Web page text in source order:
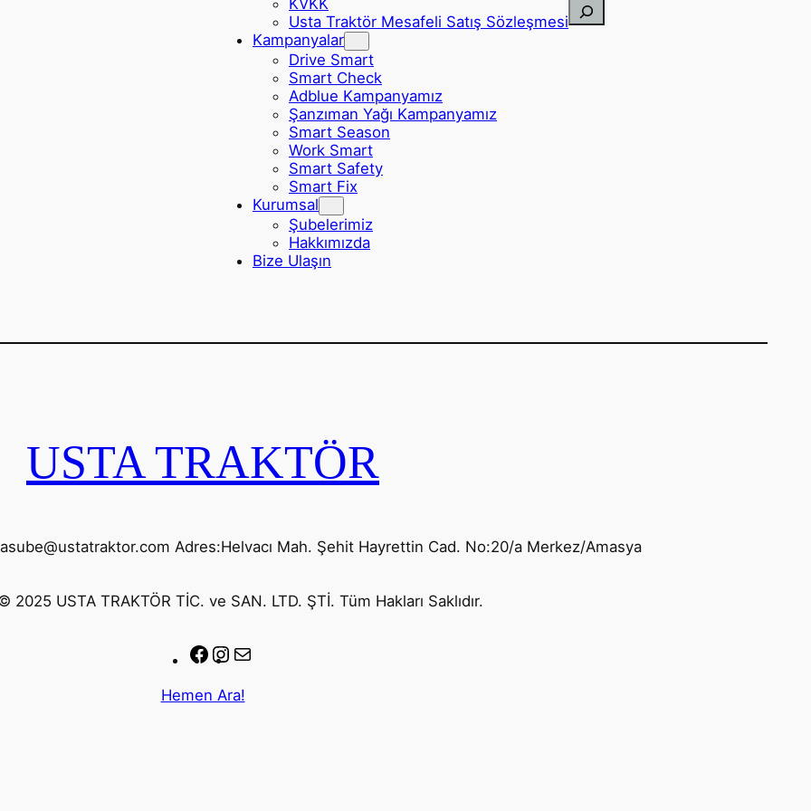
Usta Traktör Mesafeli Satış Sözleşmesi
Kampanyalar
Drive Smart
Smart Check
Adblue Kampanyamız
Şanzıman Yağı Kampanyamız
Smart Season
Work Smart
Smart Safety
Smart Fix
Kurumsal
Şubelerimiz
Hakkımızda
Bize Ulaşın
Ara
USTA TRAKTÖR
Adres:Helvacı Mah. Şehit Hayrettin Cad. No:20/a Merkez/Amasya
USTA TRAKTÖR TİC. ve SAN. LTD. ŞTİ. Tüm Hakları Saklıdır.
Facebook
Instagram
Hemen Ara!